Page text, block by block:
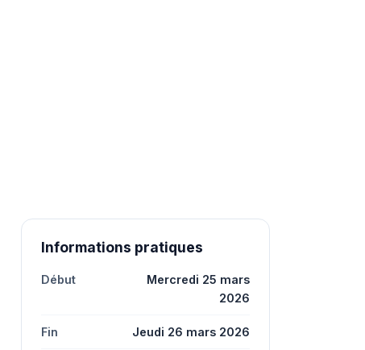
Informations pratiques
Début
Mercredi 25 mars
2026
Fin Jeudi 26 mars 2026